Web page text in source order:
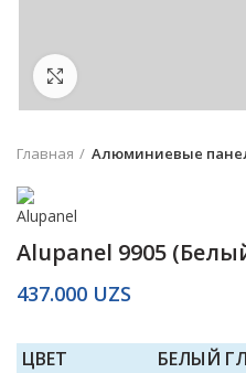
Главная Алюминиевые
Alupanel 9905
437.000 UZS
ЦВЕТ БЕЛЫЙ